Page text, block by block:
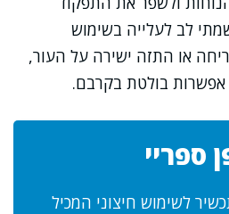
לב לעלייה בשימוש
או התזה ישירה על העור,
אפשרות בולטת בקרבם.
ספריי
לשימוש חיצוני המכיל